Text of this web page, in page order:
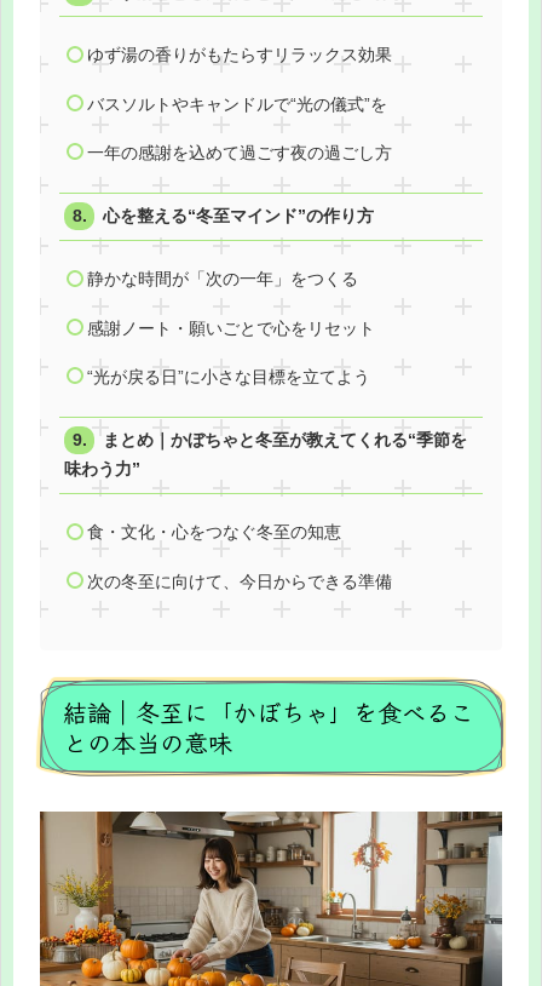
ゆず湯の香りがもたらすリラックス効果
バスソルトやキャンドルで“光の儀式”を
一年の感謝を込めて過ごす夜の過ごし方
心を整える“冬至マインド”の作り方
静かな時間が「次の一年」をつくる
感謝ノート・願いごとで心をリセット
“光が戻る日”に小さな目標を立てよう
まとめ｜かぼちゃと冬至が教えてくれる“季節を
味わう力”
食・文化・心をつなぐ冬至の知恵
次の冬至に向けて、今日からできる準備
結論｜冬至に「かぼちゃ」を食べるこ
との本当の意味